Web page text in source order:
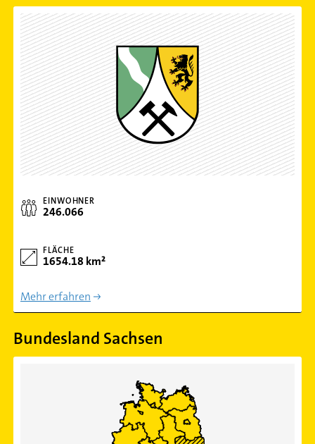
EINWOHNER
246.066
FLÄCHE
1654.18 km²
Mehr erfahren
Bundesland Sachsen